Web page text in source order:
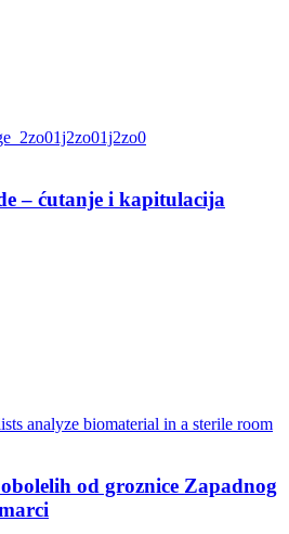
– ćutanje i kapitulacija
od groznice Zapadnog